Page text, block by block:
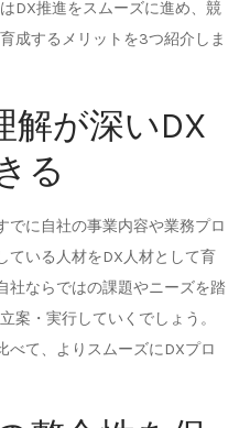
DX推進をスムーズに進め、競
成するメリットを3つ紹介しま
解が深いDX
る
でに自社の事業内容や業務プロ
ている人材をDX人材として育
社ならではの課題やニーズを踏
案・実行していくでしょう。
べて、よりスムーズにDXプロ